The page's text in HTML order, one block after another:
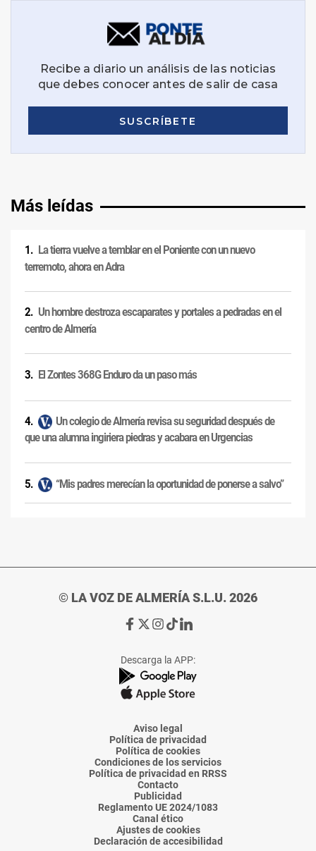
Más leídas
La tierra vuelve a temblar en el Poniente con un nuevo
terremoto, ahora en Adra
Un hombre destroza escaparates y portales a pedradas en el
centro de Almería
El Zontes 368G Enduro da un paso más
Un colegio de Almería revisa su seguridad después de
que una alumna ingiriera piedras y acabara en Urgencias
“Mis padres merecían la oportunidad de ponerse a salvo”
© LA VOZ DE ALMERÍA S.L.U. 2026
Ir
de
La
Voz
Almería
Ir
de
La
Voz
Almería
Ir
de
La
Voz
Almería
Ir
de
La
Voz
Almería
Ir
de
La
Voz
Descarga la APP:
Aviso legal
Política de privacidad
Política de cookies
Condiciones de los servicios
Política de privacidad en RRSS
Contacto
Publicidad
Reglamento UE 2024/1083
Canal ético
Ajustes de cookies
Declaración de accesibilidad